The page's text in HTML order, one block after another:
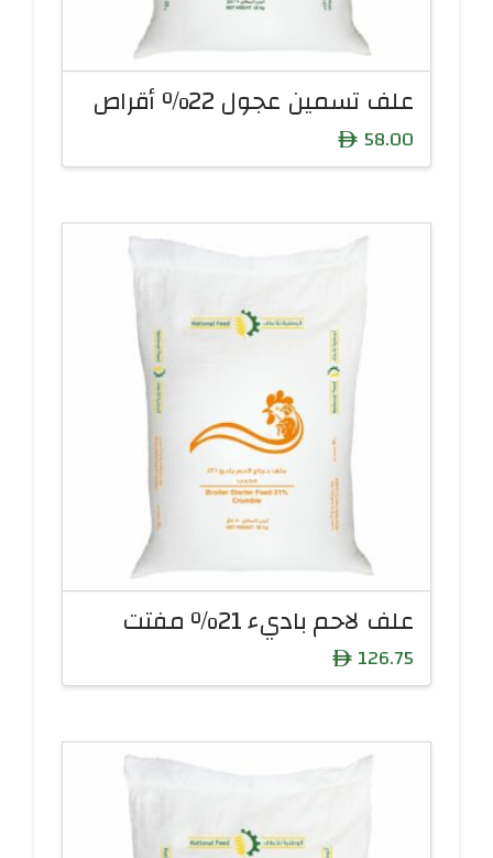
علف تسمين عجول 22% أقراص
ê58.00
علف لاحم باديء 21% مفتت
ê126.75